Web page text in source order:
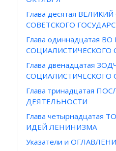
Глава десятая
СОВЕТСКОГО
Глава одиннадцатая
СОЦИАЛИСТИЧЕСКОГО
Глава двенадцатая
СОЦИАЛИСТИЧЕСКОГО
Глава тринадцатая
ДЕЯТЕЛЬНОСТИ
Глава четырнадцатая
ИДЕЙ ЛЕНИНИЗМА
Указатели и